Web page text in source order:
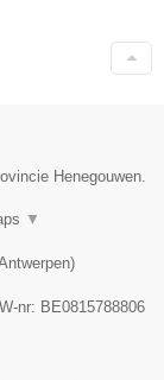
Henegouwen.
▼
)
nr: BE0815788806